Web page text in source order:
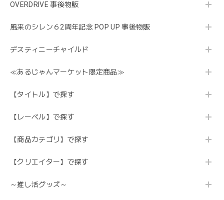
OVERDRIVE 事後物販
風来のシレン６2周年記念 POP UP 事後物販
デスティニーチャイルド
≪あるじゃんマーケット限定商品≫
【タイトル】で探す
【レーベル】で探す
【商品カテゴリ】で探す
【クリエイター】で探す
～推し活グッズ～